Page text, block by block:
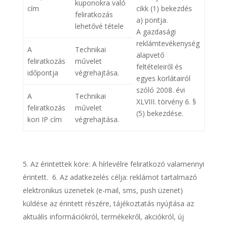
cím
kuponokra való
feliratkozás
lehetővé tétele
cikk (1) bekezdés
a) pontja.
A gazdasági
reklámtevékenység
alapvető
feltételeiről és
egyes korlátairól
szóló 2008. évi
XLVIII. törvény 6. §
(5) bekezdése.
A
feliratkozás
időpontja
Technikai
művelet
végrehajtása.
A
feliratkozás
kori IP cím
Technikai
művelet
végrehajtása.
Az érintettek köre: A hírlevélre feliratkozó valamennyi
érintett. 6. Az adatkezelés célja: reklámot tartalmazó
elektronikus üzenetek (e-mail, sms, push üzenet)
küldése az érintett részére, tájékoztatás nyújtása az
aktuális információkról, termékekről, akciókról, új